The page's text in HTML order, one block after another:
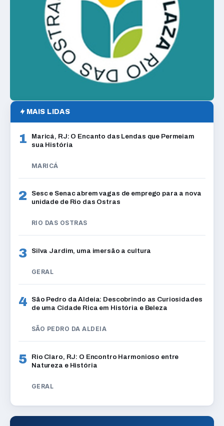
MAIS LIDAS
1
Maricá, RJ: O Encanto das Lendas que Permeiam
sua História
MARICÁ
2
Sesc e Senac abrem vagas de emprego para a nova
unidade de Rio das Ostras
RIO DAS OSTRAS
3 Silva Jardim, uma imersão a cultura
GERAL
4
São Pedro da Aldeia: Descobrindo as Curiosidades
de uma Cidade Rica em História e Beleza
SÃO PEDRO DA ALDEIA
5
Rio Claro, RJ: O Encontro Harmonioso entre
Natureza e História
GERAL